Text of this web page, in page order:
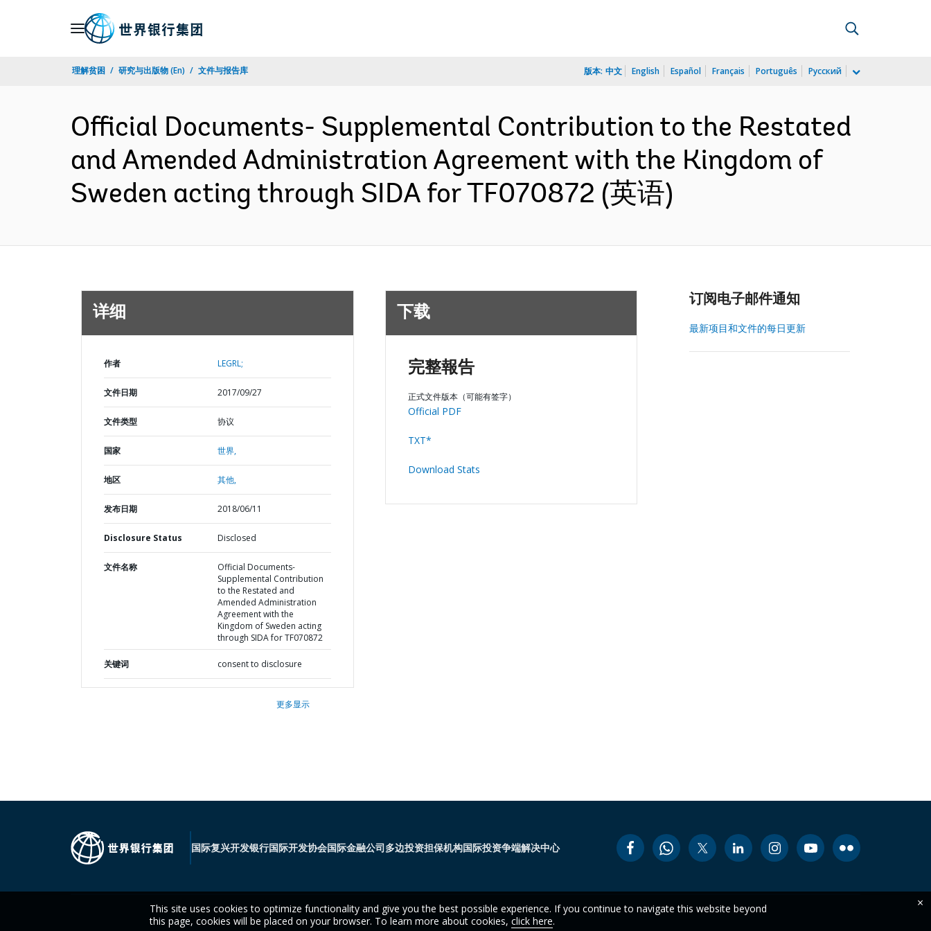
理解贫困 研究与出版物 (En) 文件与报告库 版本: 中文 English Español Français Português Русский
Official Documents- Supplemental Contribution to the Restated
and Amended Administration Agreement with the Kingdom of
Sweden acting through SIDA for TF070872 (英语)
详细
作者 LEGRL;
文件日期 2017/09/27
文件类型 协议
国家 世界,
地区 其他,
发布日期 2018/06/11
Disclosure Status Disclosed
文件名称
Official Documents-
Supplemental Contribution
to the Restated and
Amended Administration
Agreement with the
Kingdom of Sweden acting
through SIDA for TF070872
关键词 consent to disclosure
更多显示
下载
完整報告
正式文件版本（可能有签字）
Official PDF
TXT*
Download Stats
订阅电子邮件通知
最新项目和文件的每日更新
国际复兴开发银行国际开发协会国际金融公司多边投资担保机构国际投资争端解决中心
This site uses cookies to optimize functionality and give you the best possible experience. If you continue to navigate this website beyond
this page, cookies will be placed on your browser. To learn more about cookies, click here.
×